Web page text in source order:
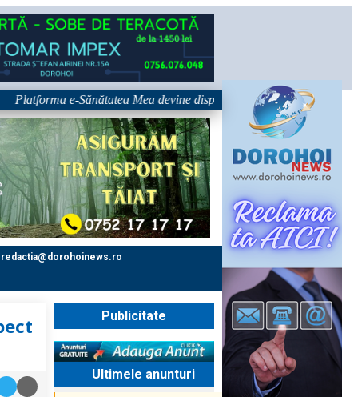
e-Sănătatea Mea devine disponibilă pe 1 septembrie:
redactia@dorohoinews.ro
Publicitate
Ultimele anunturi